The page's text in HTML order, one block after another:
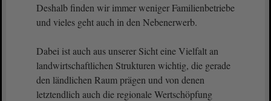
Deshalb finden wir immer weniger Familienbetriebe
und vieles geht auch in den Nebenerwerb.
Dabei ist auch aus unserer Sicht eine Vielfalt an
landwirtschaftlichen Strukturen wichtig, die gerade
den ländlichen Raum prägen und von denen
letztendlich auch die regionale Wertschöpfung